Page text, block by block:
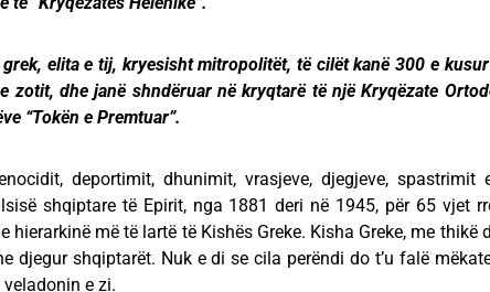
elita e tij, kryesisht mitropolitët, të cilët kanë 300 e
zotit, dhe janë shndëruar në kryqtarë të një Kryqëzate
“Tokën e Premtuar”.
deportimit, dhunimit, vrasjeve, djegjeve, spastrimit
shqiptare të Epirit, nga 1881 deri në 1945, për 65 vjet
hierarkinë më të lartë të Kishës Greke. Kisha Greke, me thikë
djegur shqiptarët. Nuk e di se cila perëndi do t’u falë
e zi.